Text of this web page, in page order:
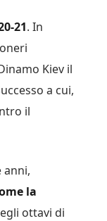
21. In
Kiev il
a cui,
il
anni,
la
ottavi di